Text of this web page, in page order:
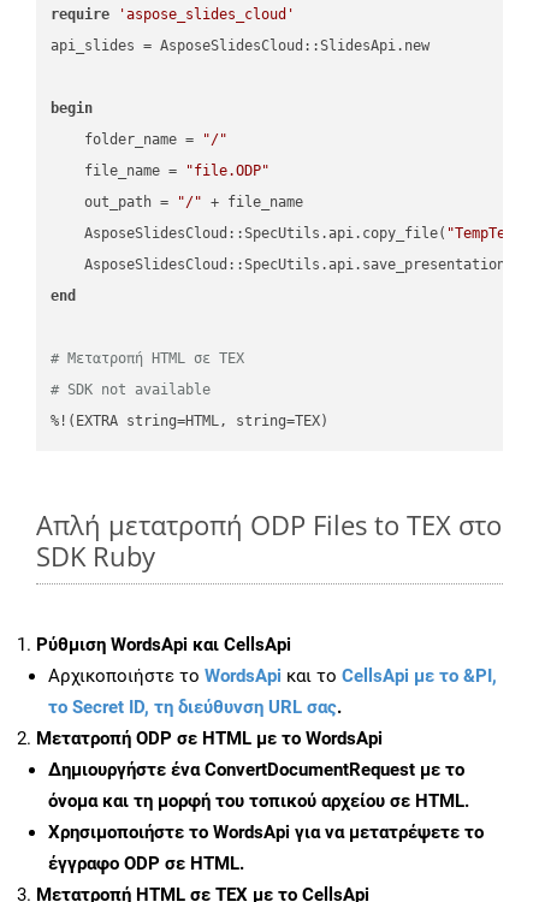
require
'aspose_slides_cloud'
api_slides = AsposeSlidesCloud::SlidesApi.new
begin
    folder_name =
"/"
    file_name =
"file.ODP"
    out_path =
"/" + file_name
    AsposeSlidesCloud::SpecUtils.api.copy_file(
end
# Μετατροπή HTML σε TEX
# SDK not available
%!(EXTRA string=HTML, string=TEX)
Απλή μετατροπή ODP Files to TEX στο
SDK Ruby
Ρύθμιση WordsApi και CellsApi
Αρχικοποιήστε το WordsApi και το CellsApi με το &PI,
το Secret ID, τη διεύθυνση URL σας.
Μετατροπή ODP σε HTML με το WordsApi
Δημιουργήστε έναConvertDocumentRequest με το
όνομα και τη μορφή του τοπικού αρχείου σε HTML.
Χρησιμοποιήστε το WordsApi για να μετατρέψετε το
έγγραφο ODP σε HTML.
Μετατροπή HTML σε TEX με το CellsApi